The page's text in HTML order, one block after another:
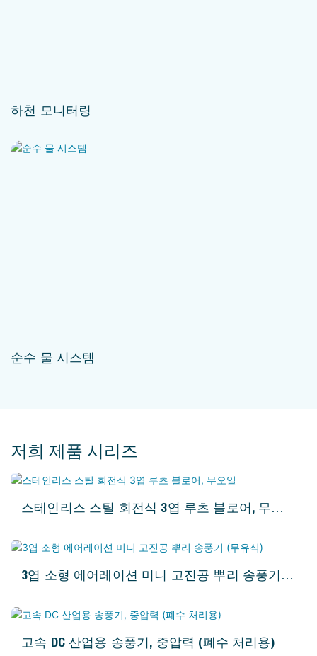
하천 모니터링
순수 물 시스템
저희 제품 시리즈
스테인리스 스틸 회전식 3엽 루츠 블로어, 무오
3엽 소형 에어레이션 미니 고진공 뿌리 송풍기
고속 DC 산업용 송풍기, 중압력 (폐수 처리용)